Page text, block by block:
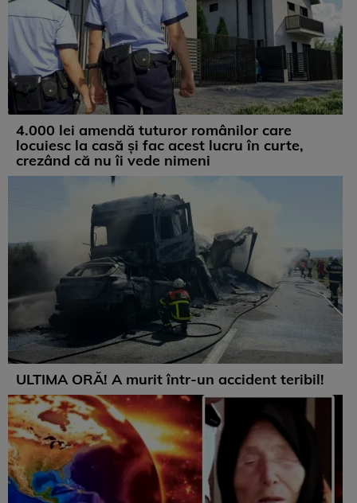
4.000 lei amendă tuturor românilor care
locuiesc la casă și fac acest lucru în curte,
crezând că nu îi vede nimeni
ULTIMA ORĂ! A murit într-un accident teribil!